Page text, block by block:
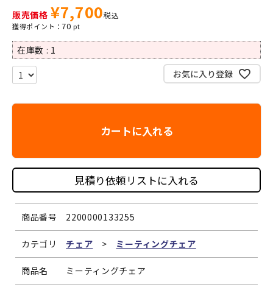
販売価格 ¥7,700税込
70
在庫数
1
お気に入り登録
カートに入れる
見積り依頼リストに入れる
商品番号 2200000133255
カテゴリ チェア > ミーティングチェア
商品名 ミーティングチェア